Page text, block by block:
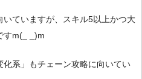
ていますが、スキル5以上かつ大
すm(_ _)m
系」もチェーン攻略に向いてい